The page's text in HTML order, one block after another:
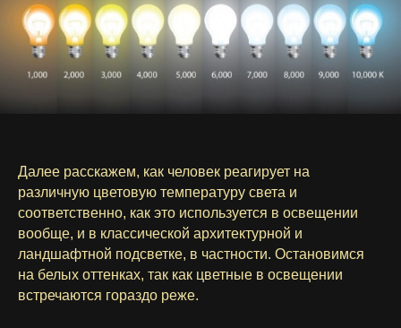
Далее расскажем, как человек реагирует на
различную цветовую температуру света и
соответственно, как это используется в освещении
вообще, и в классической архитектурной и
ландшафтной подсветке, в частности. Остановимся
на белых оттенках, так как цветные в освещении
встречаются гораздо реже.